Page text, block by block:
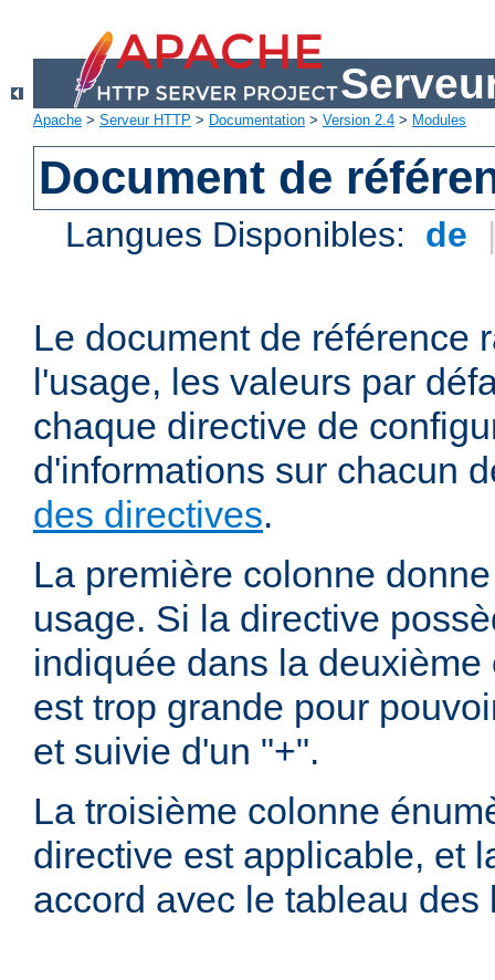
Apache > Serveur HTTP > Documentation > Version 2.4 > Modules
Document de
Langues Disponibles: de
Le document de référence
l'usage, les valeurs par
chaque directive de
d'informations sur chacun
des directives.
La première colonne
usage. Si la directive
indiquée dans la
est trop grande pour
et suivie d'un "+".
La troisième colonne
directive est applicable, et
accord avec le tableau